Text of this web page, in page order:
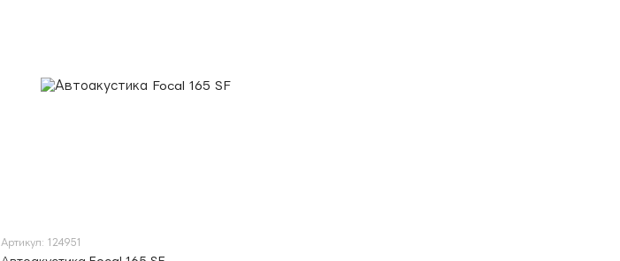
Артикул: 124951